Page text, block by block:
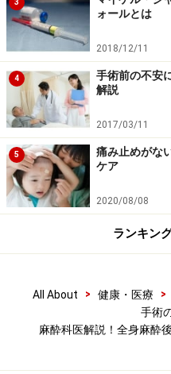
気管内挿管チューブは抜かれ
また、患者さんの口やあ
い病状などの諸条件で、
ります。その場合には、
ースコープを使います。
止し、喉頭鏡を使わず入
マスクという装具に変更
アルマスクは、のどの奥
ブで、皮膚や下肢などの
が確保され、全身状態が
3
ォールとは
2018/12/11
4
手術前の不安
解説
2017/03/11
5
痛み止めがな
ケア
2020/08/08
ランキン
All About > 健康・医療 >
手術
麻酔科医解説！全身麻酔